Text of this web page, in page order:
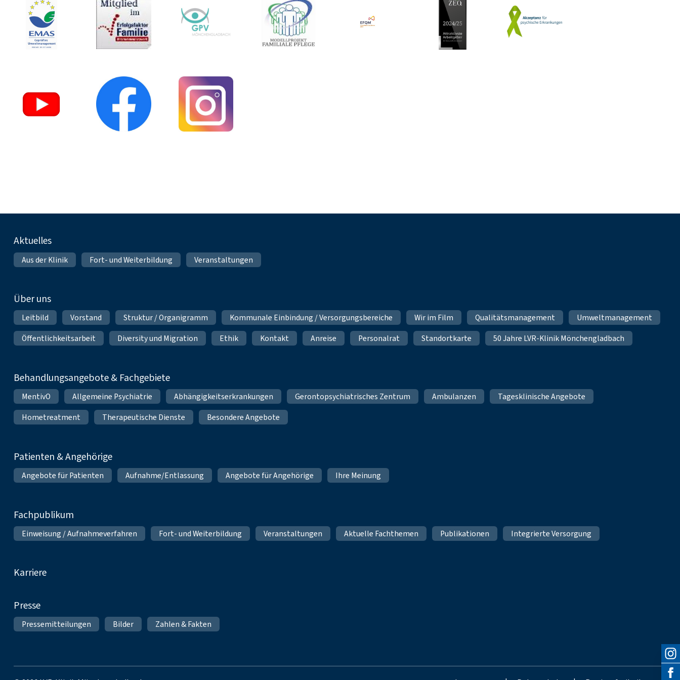
Fußnavigation
Aktuelles
Aus der Klinik Fort- und Weiterbildung Veranstaltungen
Über uns
Leitbild Vorstand Struktur / Organigramm Kommunale Einbindung / Versorgungsbereiche Wir im Film Qualitätsmanagement
Umweltmanagement
Öffentlichkeitsarbeit
Diversity und Migration Ethik Kontakt Anreise Personalrat Standortkarte 50 Jahre LVR-Klinik Mönchengladbach
Behandlungsangebote & Fachgebiete
MentivO Allgemeine Psychiatrie Abhängigkeitserkrankungen Gerontopsychiatrisches Zentrum Ambulanzen
Tagesklinische Angebote
Hometreatment
Therapeutische Dienste Besondere Angebote
Patienten & Angehörige
Angebote für Patienten Aufnahme/Entlassung Angebote für Angehörige Ihre Meinung
Fachpublikum
Einweisung / Aufnahmeverfahren Fort- und Weiterbildung Veranstaltungen Aktuelle Fachthemen Publikationen Integrierte Versorgung
Karriere
Presse
Pressemitteilungen Bilder Zahlen & Fakten